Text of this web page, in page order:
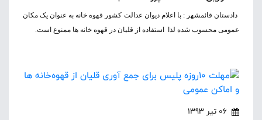
دادستان قائمشهر : با اعلام دیوان عدالت کشور قهوه خانه به عنوان یک مکان
عمومی محسوب شده لذا استفاده از قلیان در قهوه خانه ها ممنوع است.
06 تیر 1393